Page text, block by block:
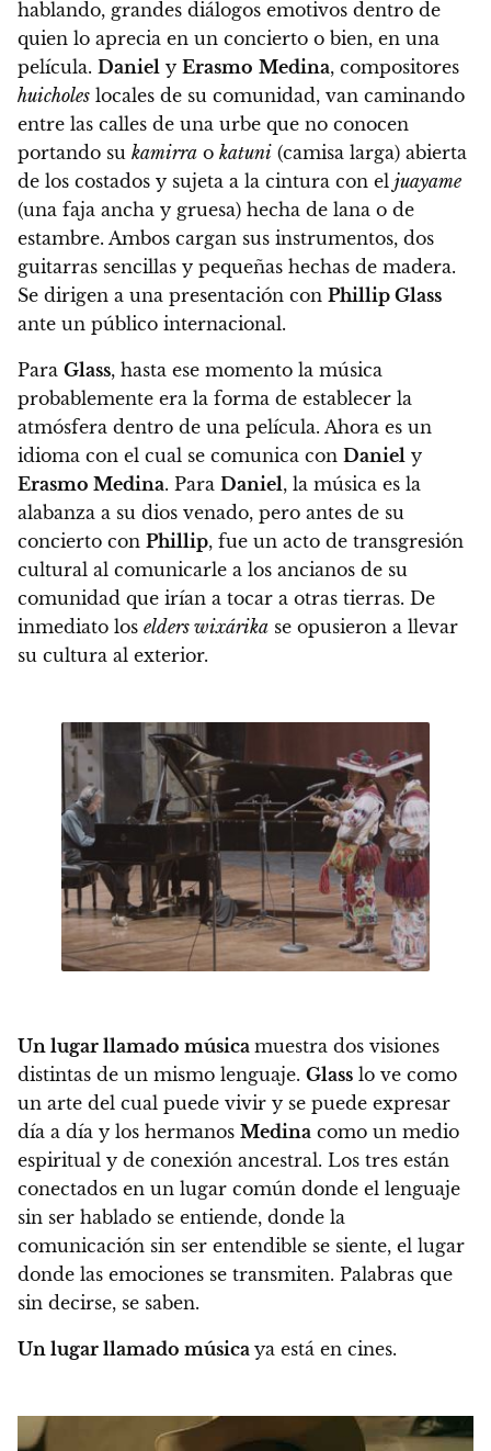
hablando, grandes diálogos emotivos dentro de
quien lo aprecia en un concierto o bien, en una
película. Daniel y Erasmo Medina, compositores
huicholes locales de su comunidad, van caminando
entre las calles de una urbe que no conocen
portando su kamirra o katuni (camisa larga) abierta
de los costados y sujeta a la cintura con el juayame
(una faja ancha y gruesa) hecha de lana o de
estambre. Ambos cargan sus instrumentos, dos
guitarras sencillas y pequeñas hechas de madera.
Se dirigen a una presentación con Phillip Glass
ante un público internacional.
Para Glass, hasta ese momento la música
probablemente era la forma de establecer la
atmósfera dentro de una película. Ahora es un
idioma con el cual se comunica con Daniel y
Erasmo Medina. Para Daniel, la música es la
alabanza a su dios venado, pero antes de su
concierto con Phillip, fue un acto de transgresión
cultural al comunicarle a los ancianos de su
comunidad que irían a tocar a otras tierras. De
inmediato los elders wixárika se opusieron a llevar
su cultura al exterior.
Un lugar llamado música muestra dos visiones
distintas de un mismo lenguaje. Glass lo ve como
un arte del cual puede vivir y se puede expresar
día a día y los hermanos Medina como un medio
espiritual y de conexión ancestral. Los tres están
conectados en un lugar común donde el lenguaje
sin ser hablado se entiende, donde la
comunicación sin ser entendible se siente, el lugar
donde las emociones se transmiten. Palabras que
sin decirse, se saben.
Un lugar llamado música ya está en cines.